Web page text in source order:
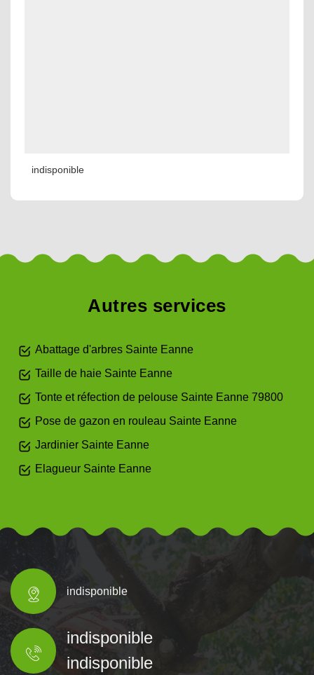
indisponible
Autres services
Abattage d'arbres Sainte Eanne
Taille de haie Sainte Eanne
Tonte et réfection de pelouse Sainte Eanne 79800
Pose de gazon en rouleau Sainte Eanne
Jardinier Sainte Eanne
Elagueur Sainte Eanne
indisponible
indisponible
indisponible